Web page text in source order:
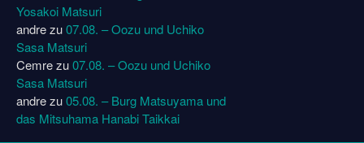
Yosakoi Matsuri
andrezu07.08. – Oozu und Uchiko
Sasa Matsuri
Cemrezu07.08. – Oozu und Uchiko
Sasa Matsuri
andrezu05.08. – Burg Matsuyama und
das Mitsuhama Hanabi Taikkai